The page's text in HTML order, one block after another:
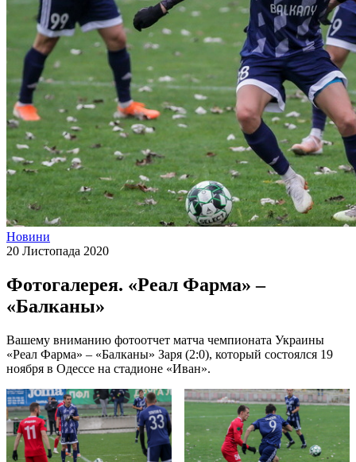
Новини
20 Листопада 2020
Фотогалерея. «Реал Фарма» –
«Балканы»
Вашему вниманию фотоотчет матча чемпионата Украины
«Реал Фарма» – «Балканы» Заря (2:0), который состоялся 19
ноября в Одессе на стадионе «Иван».